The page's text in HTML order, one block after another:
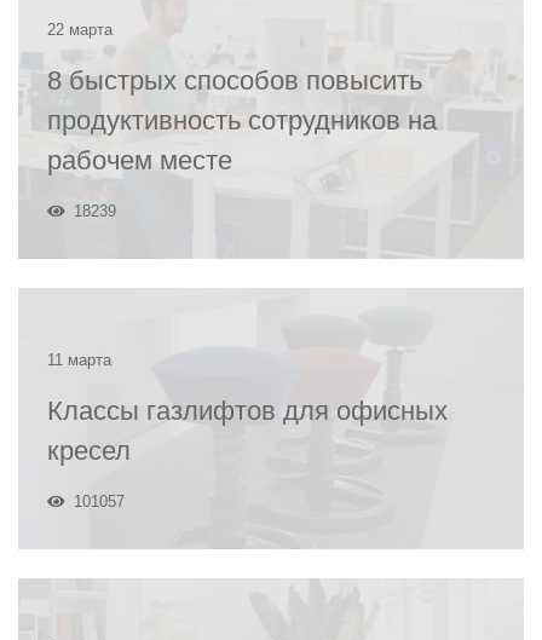
22 марта
8 быстрых способов повысить
продуктивность сотрудников на
рабочем месте
18239
11 марта
Классы газлифтов для офисных
кресел
101057